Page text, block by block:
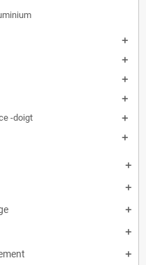
-doigt